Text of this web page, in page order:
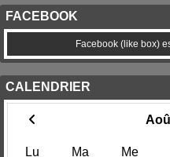
FACEBOOK
Facebook (like box)
CALENDRIER
Lu Ma Me